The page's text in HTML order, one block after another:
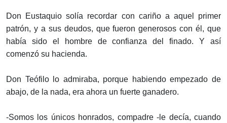
Don Eustaquio solía recordar con cariño a aquel primer
patrón, y a sus deudos, que fueron generosos con él, que
había sido el hombre de confianza del finado. Y así
comenzó su hacienda.
Don Teófilo lo admiraba, porque habiendo empezado de
abajo, de la nada, era ahora un fuerte ganadero.
-Somos los únicos honrados, compadre -le decía, cuando